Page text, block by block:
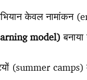
केवल नामांकन
model)
(summer